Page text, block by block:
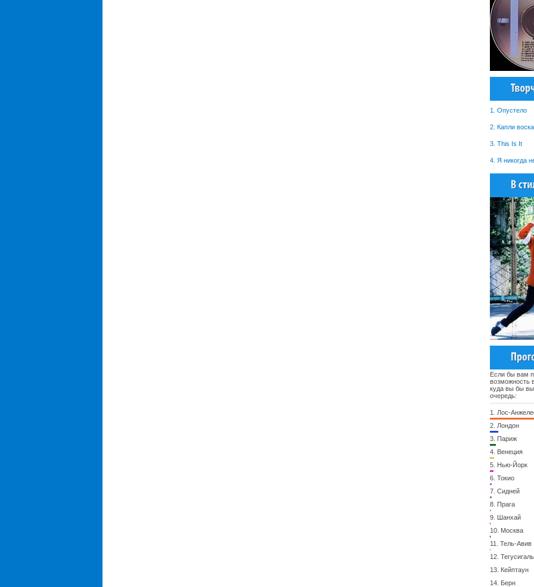
1. Опустело
2. Капли
3. This Is It
4. Я никогда
Если бы вам
возможность
куда вы бы
очередь:
1. Лос-
2. Лондон
3. Париж
4. Венеция
5. Нью-Йорк
6. Токио
7. Сидней
8. Прага
9. Шанхай
10. Москва
11. Тель-Авив
12.
13. Кейптаун
14. Берн